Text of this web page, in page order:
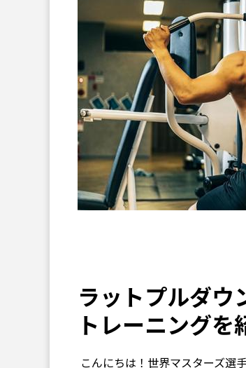
ラットプルダウ
トレーニングを
こんにちは！世界マスターズ選